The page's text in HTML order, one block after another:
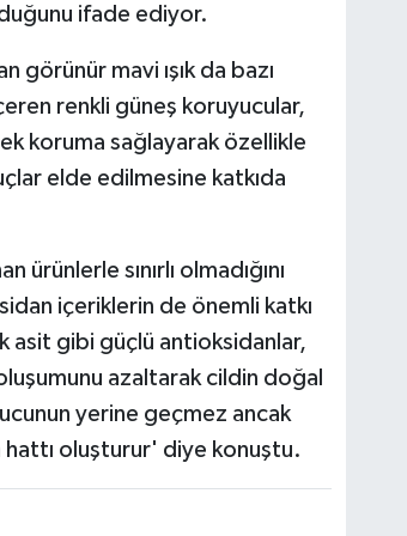
ifade ediyor.
görünür mavi ışık da bazı
renkli güneş koruyucular,
ek koruma sağlayarak özellikle
elde edilmesine katkıda
ürünlerle sınırlı olmadığını
içeriklerin de önemli katkı
asit gibi güçlü antioksidanlar,
azaltarak cildin doğal
yerine geçmez ancak
oluşturur' diye konuştu.